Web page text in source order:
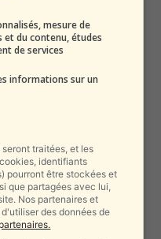
mesure de
du contenu, études
de services
informations sur un
traitées, et les
identifiants
pourront être stockées et
que partagées avec lui,
Nos partenaires et
des données de